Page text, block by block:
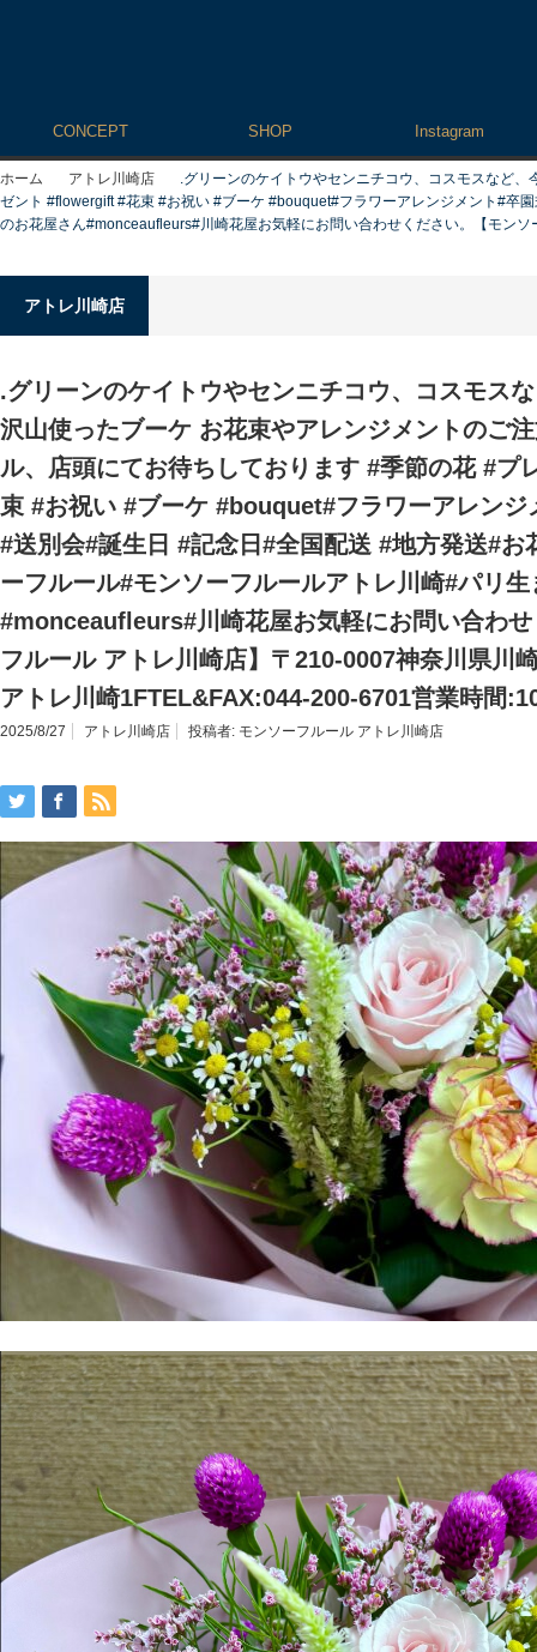
CONCEPT SHOP Instagram
ホーム アトレ川崎店
.グリーンのケイトウやセンニチコウ、コスモスなど
ゼント #flowergift #花束 #お祝い #ブーケ #bouquet#フラワーアレンジメント#卒
のお花屋さん#monceaufleurs#川崎花屋お気軽にお問い合わせください。【モン
アトレ川崎店
.グリーンのケイトウやセンニチコウ、コスモス
沢山使ったブーケ お花束やアレンジメントのご
ル、店頭にてお待ちしております #季節の花 #
束 #お祝い #ブーケ #bouquet#フラワーアレンジ
#送別会#誕生日 #記念日#全国配送 #地方発送#お
ーフルール#モンソーフルールアトレ川崎#パリ
#monceaufleurs#川崎花屋お気軽にお問い合わ
フルール アトレ川崎店】〒210-0007神奈川県川
アトレ川崎1FTEL&FAX:044-200-6701営業時間
2025/8/27 アトレ川崎店 投稿者: モンソーフルール アトレ川崎店